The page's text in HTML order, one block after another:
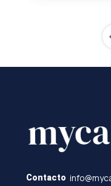
Contacto